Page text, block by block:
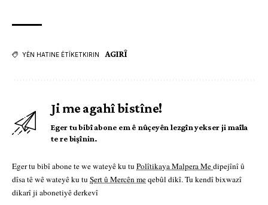
YÊN HATINE ÊTÎKETKIRIN AGIRÎ
Ji me agahî bistîne!
Eger tu bibî abone em ê nûçeyên lezgîn yekser ji maîla
te re bişînin.
Eger tu bibî abone te we wateyê ku tu Polîtikaya Malpera Medipejînî û
dîsa tê wê wateyê ku tu Şert û Mercên meqebûl dikî. Tu kendî bixwazî
dikarî ji abonetiyê derkevî